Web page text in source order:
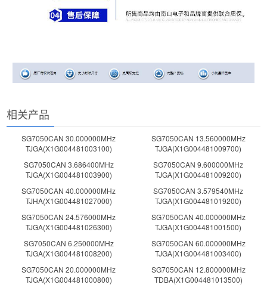
相关产品
SG7050CAN 30.000000MHz
TJGA(X1G004481003100)
SG7050CAN 13.560000MHz
TJGA(X1G004481009700)
SG7050CAN 3.686400MHz
TJGA(X1G004481003900)
SG7050CAN 9.600000MHz
TJGA(X1G004481009200)
SG7050CAN 40.000000MHz
TJHA(X1G004481027000)
SG7050CAN 3.579540MHz
TJGA(X1G004481019200)
SG7050CAN 24.576000MHz
TJGA(X1G004481026300)
SG7050CAN 40.000000MHz
TJGA(X1G004481001500)
SG7050CAN 6.250000MHz
TJGA(X1G004481008200)
SG7050CAN 60.000000MHz
TJGA(X1G004481003400)
SG7050CAN 20.000000MHz
TJGA(X1G004481000800)
SG7050CAN 12.800000MHz
TDBA(X1G004481013500)